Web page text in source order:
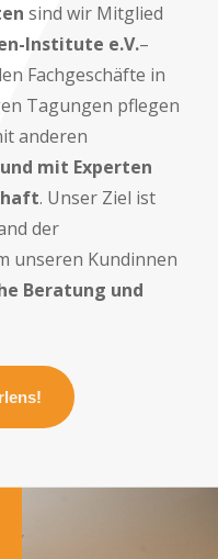
sind wir Mitglied
Institute e.V.–
Fachgeschäfte in
Tagungen pflegen
anderen
mit Experten
. Unser Ziel ist
der
unseren Kundinnen
Beratung und